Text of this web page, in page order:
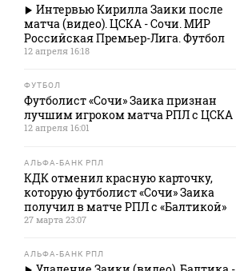
Интервью Кирилла Заики после
матча (видео). ЦСКА - Сочи. МИР
Российская Премьер-Лига. Футбол
12 апреля 16:18
ФУТБОЛ
Футболист «Сочи» Заика признан
лучшим игроком матча РПЛ с ЦСКА
12 апреля 16:01
АЛЬФА-БАНК РПЛ
КДК отменил красную карточку,
которую футболист «Сочи» Заика
получил в матче РПЛ с «Балтикой»
27 марта 23:07
АЛЬФА-БАНК РПЛ